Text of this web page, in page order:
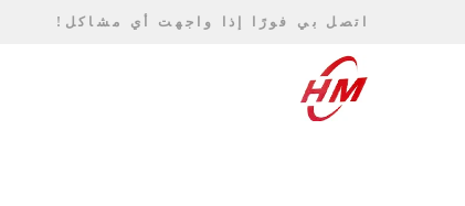
اتصل بي فورًا إذا واجهت أي مشاكل!